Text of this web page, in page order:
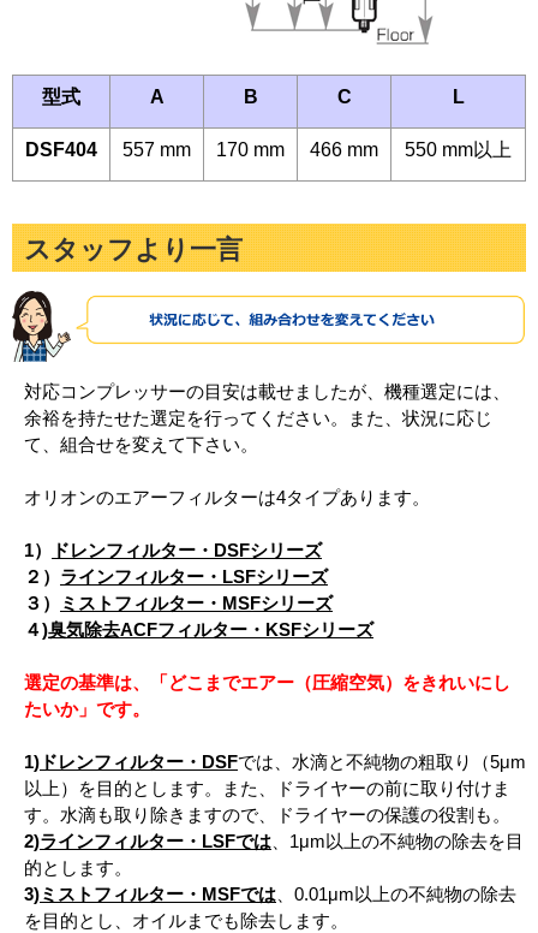
型式 A B C L
DSF404 557 mm 170 mm 466 mm 550 mm以上
スタッフより一言
対応コンプレッサーの目安は載せましたが、機種選定には、
余裕を持たせた選定を行ってください。また、状況に応じ
て、組合せを変えて下さい。
オリオンのエアーフィルターは4タイプあります。
1）
ドレンフィルター・DSFシリーズ
２） ラインフィルター・LSFシリーズ
３）
ミストフィルター・MSFシリーズ
４)臭気除去ACFフィルター・KSFシリーズ
選定の基準は、「どこまでエアー（圧縮空気）をきれいにし
たいか」です。
1) ドレンフィルター・DSFでは、水滴と不純物の粗取り（5μm
以上）を目的とします。また、ドライヤーの前に取り付けま
す。水滴も取り除きますので、ドライヤーの保護の役割も。
2)ラインフィルター・LSFでは 、1μm以上の不純物の除去を目
的とします。
3)ミストフィルター・MSFでは 、0.01μm以上の不純物の除去
を目的とし、オイルまでも除去します。